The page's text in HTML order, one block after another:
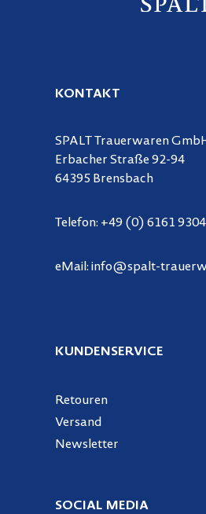
KONTAKT
SPALT Trauerwaren
Erbacher Straße 92-94
64395 Brensbach
Telefon: +49 (0) 6161
eMail: info@spalt-
KUNDENSERVICE
Retouren
Versand
Newsletter
SOCIAL MEDIA